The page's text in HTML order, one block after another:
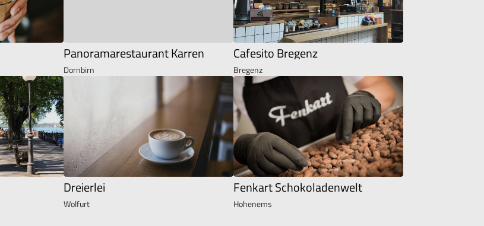
Panoramarestaurant Karren
Dornbirn
Cafesito Bregenz
Bregenz
Dreierlei
Wolfurt
Fenkart Schokoladenwelt
Hohenems